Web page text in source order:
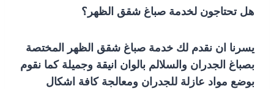
هل تحتاجون لخدمة صباغ شقق الظهر؟
يسرنا ان نقدم لك خدمة صباغ شقق الظهر المختصة
بصباغ الجدران والسلالم بالوان انيقة وجميلة كما نقوم
بوضع مواد عازلة للجدران ومعالجة كافة اشكال